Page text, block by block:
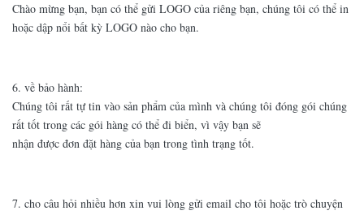
Chào mừng bạn, bạn có thể gửi LOGO của riêng bạn, chúng tôi có thể in
hoặc dập nổi bất kỳ LOGO nào cho bạn.
6. về bảo hành:
Chúng tôi rất tự tin vào sản phẩm của mình và chúng tôi đóng gói chúng
rất tốt trong các gói hàng có thể đi biển, vì vậy bạn sẽ
nhận được đơn đặt hàng của bạn trong tình trạng tốt.
7. cho câu hỏi nhiều hơn xin vui lòng gửi email cho tôi hoặc trò chuyện